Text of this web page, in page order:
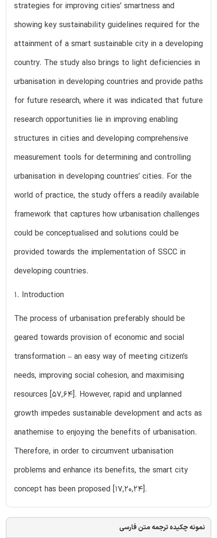
strategies for improving cities’ smartness and
showing key sustainability guidelines required for the
attainment of a smart sustainable city in a developing
country. The study also brings to light deficiencies in
urbanisation in developing countries and provide paths
for future research, where it was indicated that future
research opportunities lie in improving enabling
structures in cities and developing comprehensive
measurement tools for determining and controlling
urbanisation in developing countries’ cities. For the
world of practice, the study offers a readily available
framework that captures how urbanisation challenges
could be conceptualised and solutions could be
provided towards the implementation of SSCC in
developing countries.
1. Introduction
The process of urbanisation preferably should be
geared towards provision of economic and social
transformation – an easy way of meeting citizen’s
needs, improving social cohesion, and maximising
resources [57,64]. However, rapid and unplanned
growth impedes sustainable development and acts as
anathemise to enjoying the benefits of urbanisation.
Therefore, in order to circumvent urbanisation
problems and enhance its benefits, the smart city
concept has been proposed [17,20,24].
نمونه چکیده ترجمه متن فارسی